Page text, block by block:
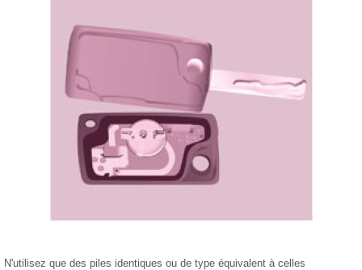
N'utilisez que des piles identiques ou de type équivalent à celles